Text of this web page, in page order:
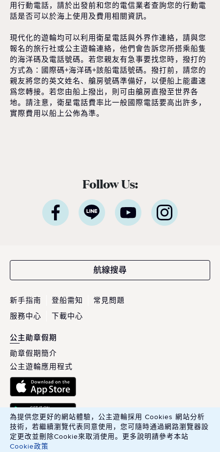
用行動電話，請於出發前和您的電信業者查詢您的行動電
話是否可以於海上使用及費用相關資訊。
現代化的遊輪均可以利用衛星電話與外界作連絡，請與您
報名的旅行社或公主遊輪連絡，他們會告訴您所搭乘船隻
的海洋碼及電話號碼。若您親友有急事要找您時，撥打的
方式為：國際碼+海洋碼+該船電話號碼。撥打前，請您的
親友將您的英文姓名、艙房號碼準備好，以便船上能盡速
爲您轉接。若您由船上撥出，則可由艙房直撥至世界各
地。請注意，衛星電話費率比一般國際電話要高出許多，
實際費用以船上公佈為準。
Follow Us:
航線搜尋
新手指南 登船需知
常見問題
服務中心
下載中心
公主勛章假期
勛章假期簡介
公主遊輪應用程式
為提供您更好的網站體驗，公主遊輪採用 Cookies 網站分析
技術，若繼續瀏覽代表同意使用，您可隨時通過網路瀏覽器設
定更改並刪除Cookie來取消使用。更多說明請參考本站
Cookie政策